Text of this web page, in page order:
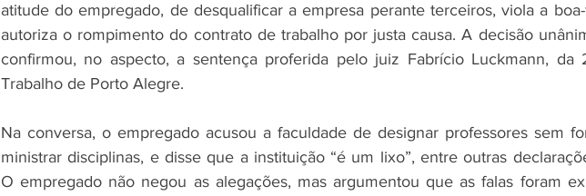
atitude do empregado, de desqualificar a empresa perante terceiros, viola a
autoriza o rompimento do contrato de trabalho por justa causa. A decisão
confirmou, no aspecto, a sentença proferida pelo juiz Fabrício Luckmann, da
Trabalho de Porto Alegre.
Na conversa, o empregado acusou a faculdade de designar professores sem
ministrar disciplinas, e disse que a instituição “é um lixo”, entre outras
O empregado não negou as alegações, mas argumentou que as falas foram